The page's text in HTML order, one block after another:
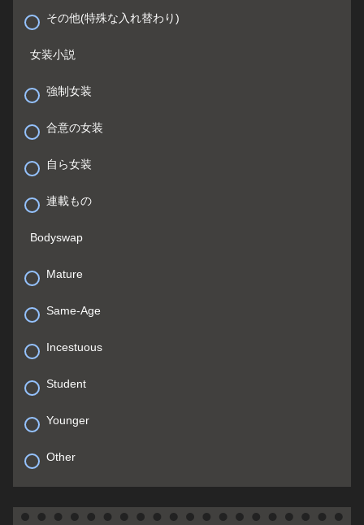
その他(特殊な入れ替わり)
女装小説
強制女装
合意の女装
自ら女装
連載もの
Bodyswap
Mature
Same-Age
Incestuous
Student
Younger
Other